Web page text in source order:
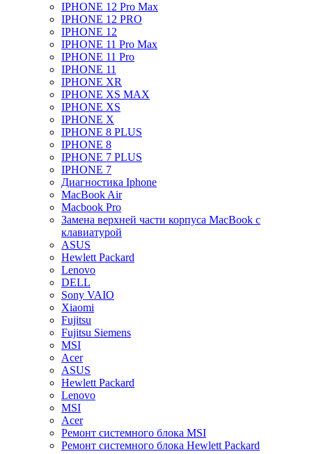
IPHONE 12 Pro Max
IPHONE 12 PRO
IPHONE 12
IPHONE 11 Pro Max
IPHONE 11 Pro
IPHONE 11
IPHONE XR
IPHONE XS MAX
IPHONE XS
IPHONE X
IPHONE 8 PLUS
IPHONE 8
IPHONE 7 PLUS
IPHONE 7
Диагностика Iphone
MacBook Air
Macbook Pro
Замена верхней части корпуса MacBook с
клавиатурой
ASUS
Hewlett Packard
Lenovo
DELL
Sony VAIO
Xiaomi
Fujitsu
Fujitsu Siemens
MSI
Acer
ASUS
Hewlett Packard
Lenovo
MSI
Acer
Ремонт системного блока MSI
Ремонт системного блока Hewlett Packard